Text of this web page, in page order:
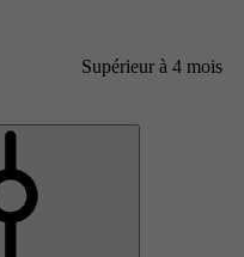
Supérieur à 4 mois